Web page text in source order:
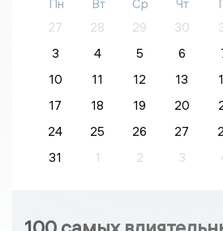
Пн Вт Ср Чт
27
28 29 30
3
4 5 6
10
11 12 13
17
18 19 20
24
25 26 27
31
1 2 3